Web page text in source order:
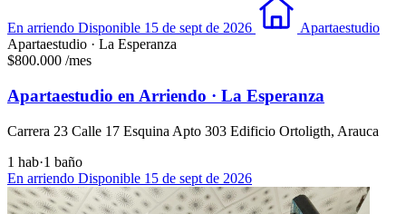
En arriendo Disponible 15 de sept de 2026
Apartaestudio
Apartaestudio · La Esperanza
$800.000 /mes
Apartaestudio en Arriendo · La Esperanza
Carrera 23 Calle 17 Esquina Apto 303 Edificio Ortoligth, Arauca
1 hab·1 baño
En arriendo Disponible 15 de sept de 2026